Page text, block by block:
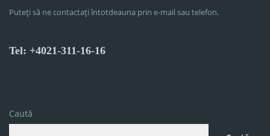
Puteți să ne contactați întotdeauna prin e-mail sau telefon.
Tel: +4021-311-16-16
Caută